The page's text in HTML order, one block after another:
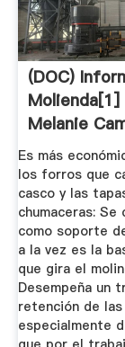
(DOC)
Molienda[1] |
Melanie
Es más
los forros que
casco y las
chumaceras: Se
como soporte
a la vez es la
que gira el
Desempeña un
retención de
especialmente